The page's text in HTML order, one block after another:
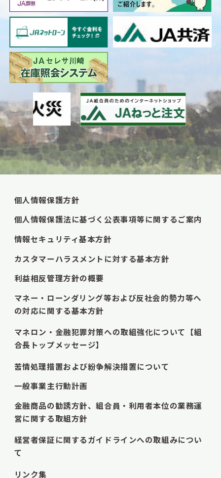
個人情報保護方針
個人情報保護法に基づく公表事項等に関するご案内
情報セキュリティ基本方針
カスタマーハラスメントに対する基本方針
利益相反管理方針の概要
マネー・ローンダリング等および反社会的勢力等へ
の対応に関する基本方針
マネロン・金融犯罪対策への取組強化について【組
合長トップメッセージ】
苦情処理措置および紛争解決措置について
一般事業主行動計画
金融商品の勧誘方針、組合員・利用者本位の業務運
営に関する取組方針
経営者保証に関するガイドラインへの取組みについ
て
リンク集